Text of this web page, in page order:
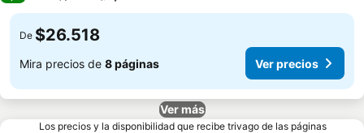
De $26.518
Mira precios de 8 páginas Ver precios
Ver más
Los precios y la disponibilidad que recibe trivago de las páginas